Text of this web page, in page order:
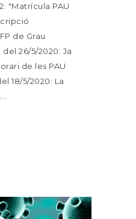
"Matrícula PAU
de Grau
26/5/2020: Ja
de les PAU
18/5/2020: La